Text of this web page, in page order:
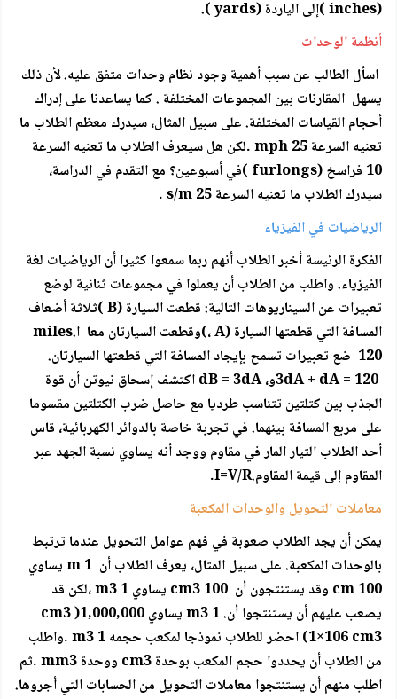
(inches )إلى الياردة (yards ).
أنظمة الوحدات
اسأل الطالب عن سبب أهمية وجود نظام وحدات متفق عليه. لأن ذلك
يسهل المقارنات بين المجموعات المختلفة . كما يساعدنا على إدراك
أحجام القياسات المختلفة. على سبيل المثال، سيدرك معظم الطلاب ما
تعنيه السرعة 25 mph .لكن هل سيعرف الطلاب ما تعنيه السرعة
10 فراسخ (furlongs )في أسبوعين؟ مع التقدم في الدراسة،
سيدرك الطلاب ما تعنيه السرعة s/m 25 .
الرياضيات في الفيزياء
الفكرة الرئيسة أخبر الطلاب أنهم ربما سمعوا كثيرا أن الرياضيات لغة
الفيزياء. واطلب من الطلاب أن يعملوا في مجموعات ثنائية لوضع
تعبيرات عن السيناريوهات التالية: قطعت السيارة (B )ثلاثة أضعاف
المسافة التي قطعتها السيارة (A ،)وقطعت السيارتان معا ا.miles
120 ضع تعبيرات تسمح بإيجاد المسافة التي قطعتها السيارتان.
3dA + dA = 120و، dB = 3dA اكتشف إسحاق نيوتن أن قوة
الجذب بين كتلتين تتناسب طرديا مع حاصل ضرب الكتلتين مقسوما
على مربع المسافة بينهما. في تجربة خاصة بالدوائر الكهربائية، قاس
أحد الطلاب التيار المار في مقاوم ووجد أنه يساوي نسبة الجهد عبر
المقاوم إلى قيمة المقاوم.I=V/R.
معاملات التحويل والوحدات المكعبة
يمكن أن يجد الطلاب صعوبة في فهم عوامل التحويل عندما ترتبط
بالوحدات المكعبة. على سبيل المثال، يعرف الطلاب أن 1 m يساوي
100 cm وقد يستنتجون أن 100 cm3 يساوي m3 1 ،لكن قد
يصعب عليهم أن يستنتجوا أن. 1 m3 يساوي 1,000,000( cm3
(1×106 cm3 احضر للطلاب نموذجا لمكعب حجمه m3 1 .واطلب
من الطلاب أن يحددوا حجم المكعب بوحدة cm3 ووحدة mm3 .ثم
اطلب منهم أن يستنتجوا معاملات التحويل من الحسابات التي أجروها.